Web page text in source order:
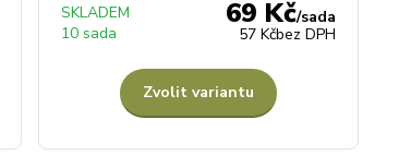
69 Kč/sada
57 Kčbez DPH
SKLADEM
10 sada
Zvolit variantu